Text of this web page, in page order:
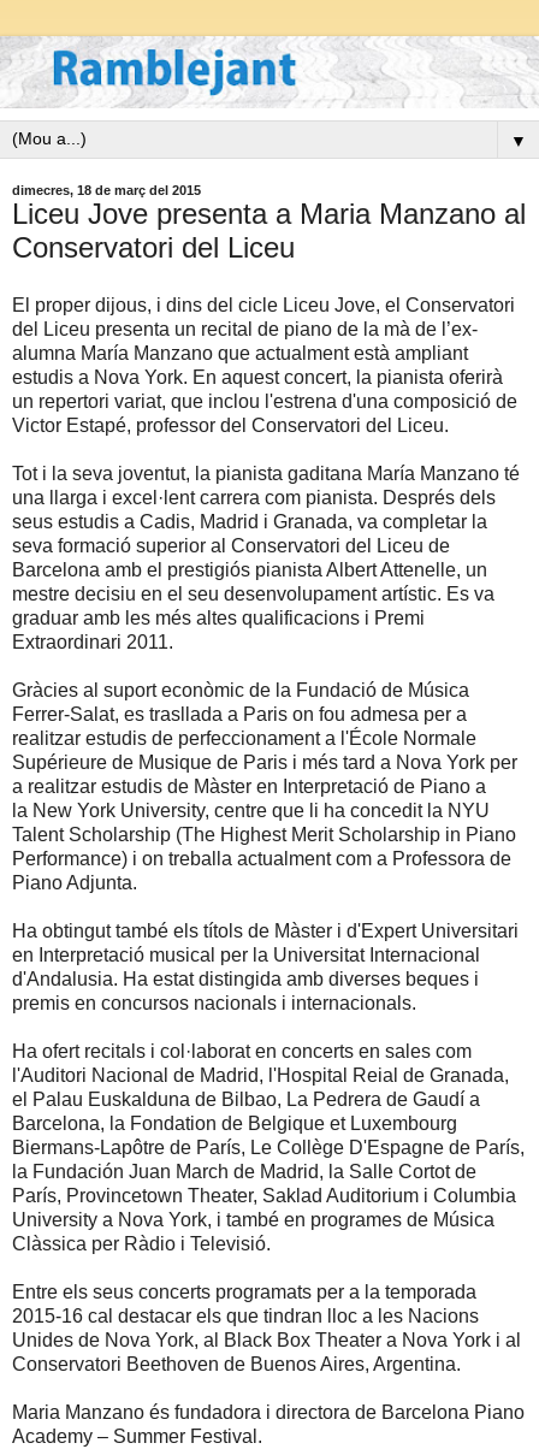
▼
dimecres, 18 de març del 2015
Liceu Jove presenta a Maria Manzano al
Conservatori del Liceu
El proper dijous, i dins del cicle Liceu Jove, el Conservatori
del Liceu presenta un recital de piano de la mà de l’ex-
alumna María Manzano que actualment està ampliant
estudis a Nova York. En aquest concert, la pianista oferirà
un repertori variat, que inclou l'estrena d'una composició de
Victor Estapé, professor del Conservatori del Liceu.
Tot i la seva joventut, la pianista gaditana María Manzano té
una llarga i excel·lent carrera com pianista. Després dels
seus estudis a Cadis, Madrid i Granada, va completar la
seva formació superior al Conservatori del Liceu de
Barcelona amb el prestigiós pianista Albert Attenelle, un
mestre decisiu en el seu desenvolupament artístic. Es va
graduar amb les més altes qualificacions i Premi
Extraordinari 2011.
Gràcies al suport econòmic de la Fundació de Música
Ferrer-Salat, es trasllada a Paris on fou admesa per a
realitzar estudis de perfeccionament a l'École Normale
Supérieure de Musique de Paris i més tard a Nova York per
a realitzar estudis de Màster en Interpretació de Piano a
la New York University, centre que li ha concedit la NYU
Talent Scholarship (The Highest Merit Scholarship in Piano
Performance) i on treballa actualment com a Professora de
Piano Adjunta.
Ha obtingut també els títols de Màster i d'Expert Universitari
en Interpretació musical per la Universitat Internacional
d'Andalusia. Ha estat distingida amb diverses beques i
premis en concursos nacionals i internacionals.
Ha ofert recitals i col·laborat en concerts en sales com
l'Auditori Nacional de Madrid, l'Hospital Reial de Granada,
el Palau Euskalduna de Bilbao, La Pedrera de Gaudí a
Barcelona, la Fondation de Belgique et Luxembourg
Biermans-Lapôtre de París, Le Collège D'Espagne de París,
la Fundación Juan March de Madrid, la Salle Cortot de
París, Provincetown Theater, Saklad Auditorium i Columbia
University a Nova York, i també en programes de Música
Clàssica per Ràdio i Televisió.
Entre els seus concerts programats per a la temporada
2015-16 cal destacar els que tindran lloc a les Nacions
Unides de Nova York, al Black Box Theater a Nova York i al
Conservatori Beethoven de Buenos Aires, Argentina.
Maria Manzano és fundadora i directora de Barcelona Piano
Academy – Summer Festival.